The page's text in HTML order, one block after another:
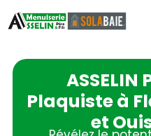
ASSELIN
Plaquiste à
et